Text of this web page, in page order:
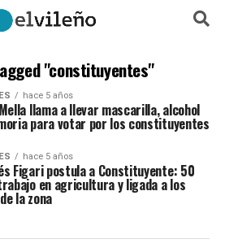
"constituyentes"
hace 5 años
llama a llevar mascarilla, alcohol
para votar por los constituyentes
hace 5 años
Figari postula a Constituyente: 50
en agricultura y ligada a los
la zona